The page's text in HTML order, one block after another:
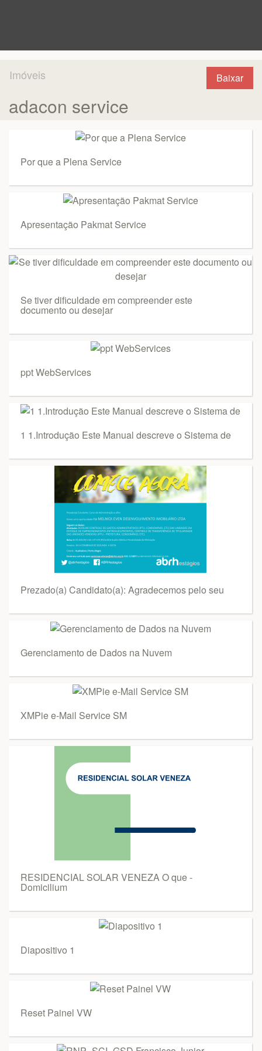
Baixar
Imóveis
adacon service
Por que a Plena Service
Apresentação Pakmat Service
Se tiver dificuldade em compreender este
documento ou desejar
ppt WebServices
1 1.Introdução Este Manual descreve o Sistema de
Prezado(a) Candidato(a): Agradecemos pelo seu
Gerenciamento de Dados na Nuvem
XMPie e-Mail Service SM
RESIDENCIAL SOLAR VENEZA O que -
Domicilium
Diapositivo 1
Reset Painel VW